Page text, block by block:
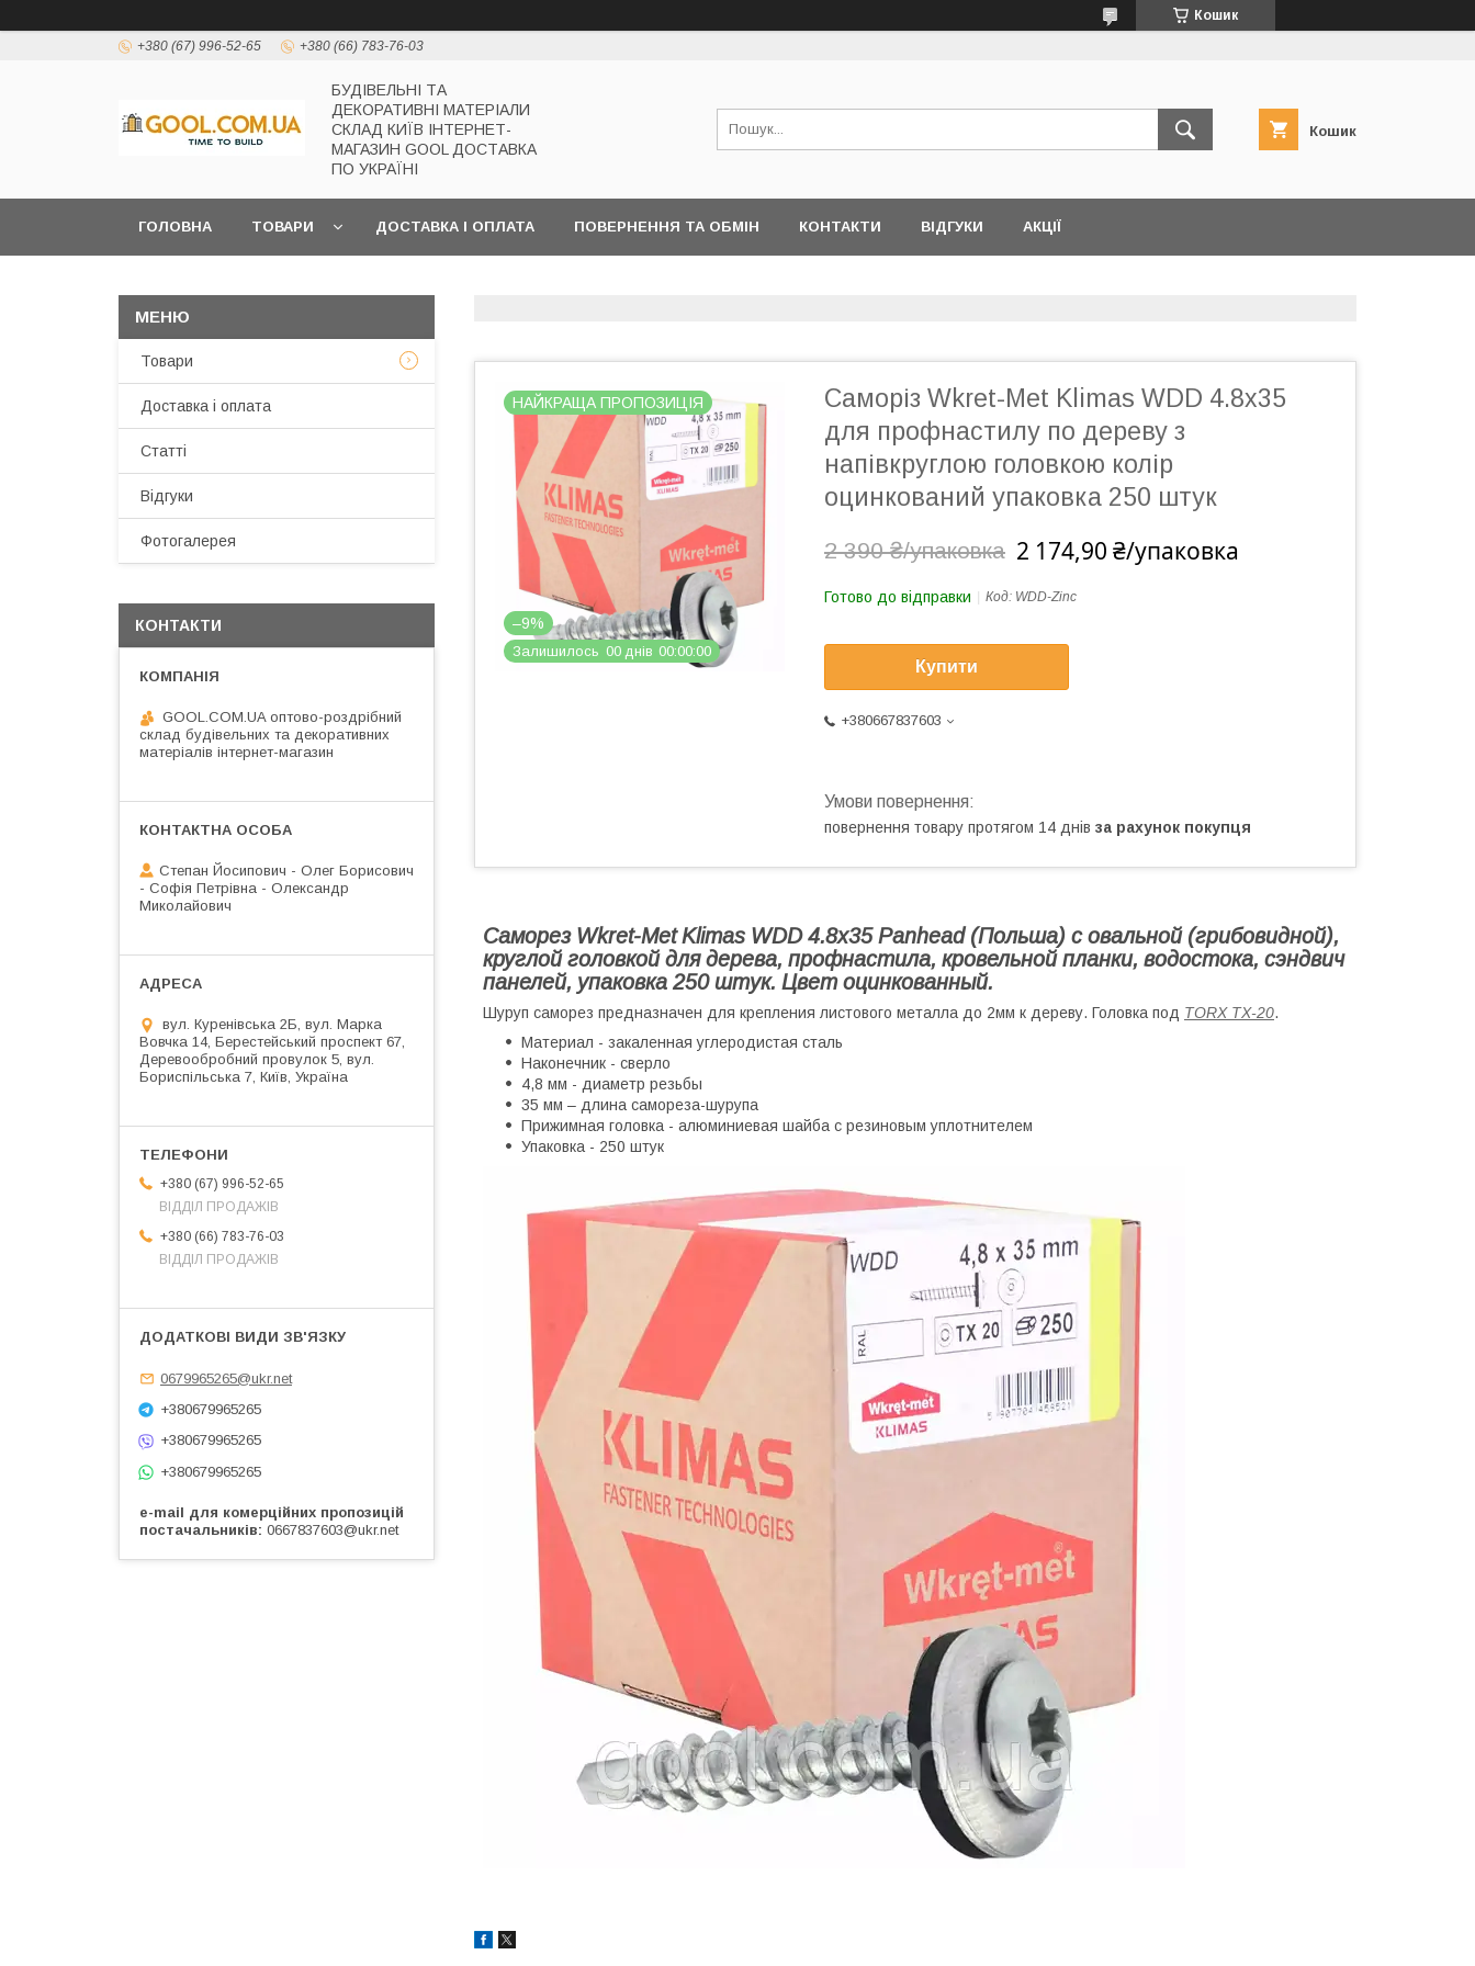
Кошик
+380 (67) 996-52-65 +380 (66) 783-76-03
БУДІВЕЛЬНІ ТА
ДЕКОРАТИВНІ МАТЕРІАЛИ
СКЛАД КИЇВ ІНТЕРНЕТ-
МАГАЗИН GOOL ДОСТАВКА
ПО УКРАЇНІ
Кошик
ГОЛОВНА ТОВАРИ ДОСТАВКА І ОПЛАТА ПОВЕРНЕННЯ ТА ОБМІН КОНТАКТИ ВІДГУКИ АКЦІЇ
НАЙКРАЩА ПРОПОЗИЦІЯ
–9%
Залишилось 00 днів 00 00 00
Саморіз Wkret-Met Klimas WDD 4.8х35
для профнастилу по дереву з
напівкруглою головкою колір
оцинкований упаковка 250 штук
2 390 ₴/упаковка 2 174,90 ₴/упаковка
Готово до відправки Код: WDD-Zinc
Купити
+380667837603
повернення товару протягом 14 днів за рахунок покупця
Саморез Wkret-Met Klimas WDD 4.8х35 Panhead (Польша) с овальной (грибовидной),
круглой головкой для дерева, профнастила, кровельной планки, водостока, сэндвич
панелей, упаковка 250 штук. Цвет оцинкованный.
Шуруп саморез предназначен для крепления листового металла до 2мм к дереву. Головка под TORX TX-20.
Материал - закаленная углеродистая сталь
Наконечник - сверло
4,8 мм - диаметр резьбы
35 мм – длина самореза-шурупа
Прижимная головка - алюминиевая шайба с резиновым уплотнителем
Упаковка - 250 штук
Товари
Доставка і оплата
Статті
Відгуки
Фотогалерея
КОНТАКТИ
GOOL.COM.UA оптово-роздрібний
склад будівельних та декоративних
матеріалів інтернет-магазин
Степан Йосипович - Олег Борисович
- Софія Петрівна - Олександр
Миколайович
вул. Куренівська 2Б, вул. Марка
Вовчка 14, Берестейський проспект 67,
Деревообробний провулок 5, вул.
Бориспільська 7, Київ, Україна
+380 (67) 996-52-65
ВІДДІЛ ПРОДАЖІВ
+380 (66) 783-76-03
ВІДДІЛ ПРОДАЖІВ
0679965265@ukr.net
+380679965265
+380679965265
+380679965265
e-mail для комерційних пропозицій
постачальників 0667837603@ukr.net